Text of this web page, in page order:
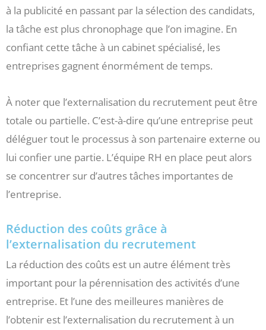
à la publicité en passant par la sélection des candidats,
la tâche est plus chronophage que l’on imagine. En
confiant cette tâche à un cabinet spécialisé, les
entreprises gagnent énormément de temps.
À noter que l’externalisation du recrutement peut être
totale ou partielle. C’est-à-dire qu’une entreprise peut
déléguer tout le processus à son partenaire externe ou
lui confier une partie. L’équipe RH en place peut alors
se concentrer sur d’autres tâches importantes de
l’entreprise.
Réduction des coûts grâce à
l’externalisation du recrutement
La réduction des coûts est un autre élément très
important pour la pérennisation des activités d’une
entreprise. Et l’une des meilleures manières de
l’obtenir est l’externalisation du recrutement à un